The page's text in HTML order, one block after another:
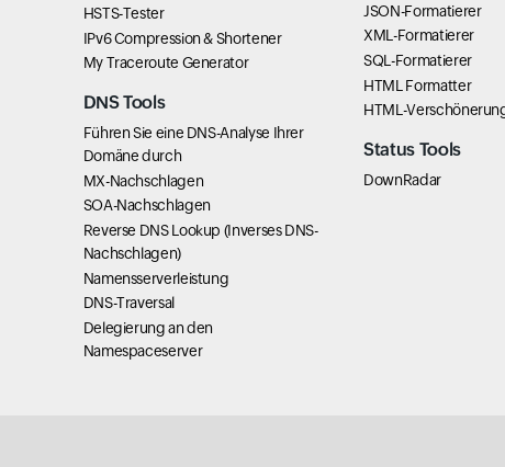
HSTS-Tester
IPv6 Compression & Shortener
My Traceroute Generator
DNS Tools
Führen Sie eine DNS-Analyse Ihrer
Domäne durch
MX-Nachschlagen
SOA-Nachschlagen
Reverse DNS Lookup (Inverses DNS-
Nachschlagen)
Namensserverleistung
DNS-Traversal
Delegierung an den
Namespaceserver
JSON-Formatierer
XML-Formatierer
SQL-Formatierer
HTML Formatter
HTML-
Status Tools
DownRadar